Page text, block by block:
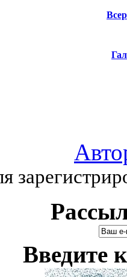
Введите